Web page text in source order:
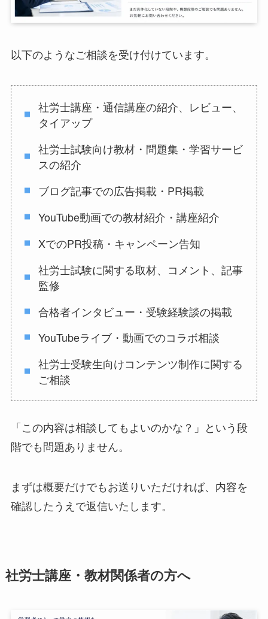
以下のようなご相談を受け付けています。
社労士講座・通信講座の紹介、レビュー、
タイアップ
社労士試験向け教材・問題集・学習サービ
スの紹介
ブログ記事での広告掲載・PR掲載
YouTube動画での教材紹介・講座紹介
XでのPR投稿・キャンペーン告知
社労士試験に関する取材、コメント、記事
監修
合格者インタビュー・受験経験談の掲載
YouTubeライブ・動画でのコラボ相談
社労士受験生向けコンテンツ制作に関する
ご相談
「この内容は相談してもよいのかな？」という段
階でも問題ありません。
まずは概要だけでもお送りいただければ、内容を
確認したうえで返信いたします。
社労士講座・教材関係者の方へ